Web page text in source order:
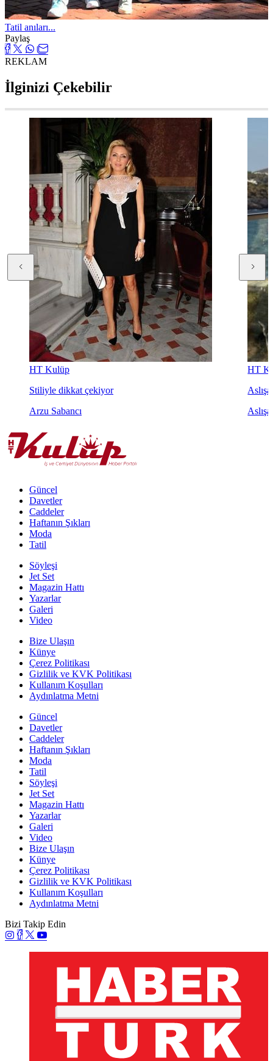
Tatil anıları...
Paylaş
REKLAM
İlginizi Çekebilir
HT Kulüp
Stiliyle dikkat çekiyor
Arzu Sabancı
HT
Güncel
Davetler
Caddeler
Haftanın Şıkları
Moda
Tatil
Söyleşi
Jet Set
Magazin Hattı
Yazarlar
Galeri
Video
Bize Ulaşın
Künye
Çerez Politikası
Gizlilik ve KVK Politikası
Kullanım Koşulları
Aydınlatma Metni
Güncel
Davetler
Caddeler
Haftanın Şıkları
Moda
Tatil
Söyleşi
Jet Set
Magazin Hattı
Yazarlar
Galeri
Video
Bize Ulaşın
Künye
Çerez Politikası
Gizlilik ve KVK Politikası
Kullanım Koşulları
Aydınlatma Metni
Bizi Takip Edin